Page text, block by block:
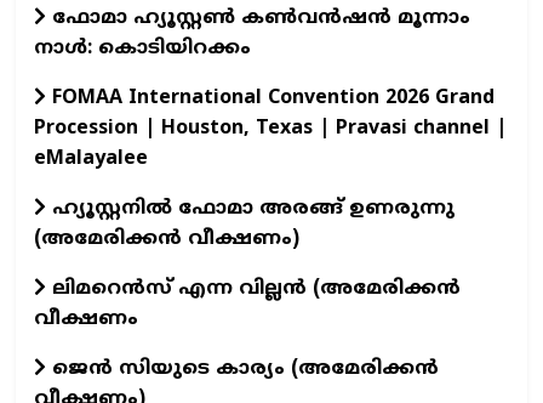
ഫോമാ ഹ്യൂസ്റ്റൺ കൺവൻഷൻ മൂന്നാം
നാൾ: കൊടിയിറക്കം
FOMAA International Convention 2026 Grand
Procession | Houston, Texas | Pravasi channel |
eMalayalee
ഹ്യൂസ്റ്റനിൽ ഫോമാ അരങ്ങ് ഉണരുന്നു
(അമേരിക്കൻ വീക്ഷണം)
ലിമറെൻസ് എന്ന വില്ലൻ (അമേരിക്കൻ
വീക്ഷണം
ജെൻ സിയുടെ കാര്യം (അമേരിക്കൻ